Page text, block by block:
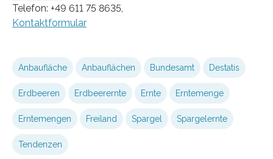
Telefon: +49 611 75 8635,
Kontaktformular
Anbaufläche Anbauflächen Bundesamt Destatis
Erdbeeren Erdbeerernte Ernte Erntemenge
Erntemengen Freiland Spargel Spargelernte
Tendenzen